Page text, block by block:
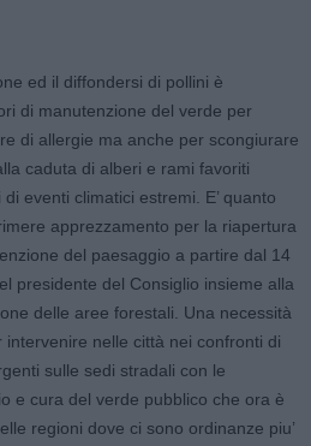
ed il diffondersi di pollini è
di manutenzione del verde per
di allergie ma anche per scongiurare
caduta di alberi e rami favoriti
eventi climatici estremi. E’ quanto
apprezzamento per la riapertura
del paesaggio a partire dal 14
presidente del Consiglio insieme alla
delle aree forestali. Una necessità
nelle città nei confronti di
sulle sedi stradali con le
e cura del verde pubblico che ora è
regioni dove ci sono ordinanze piu’